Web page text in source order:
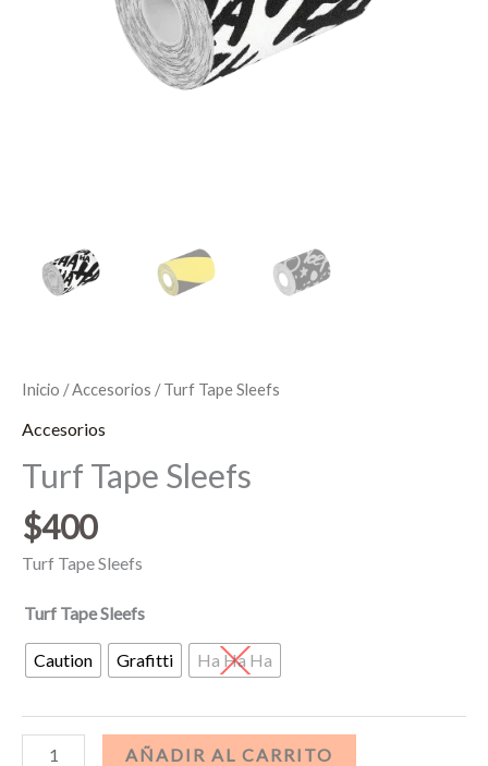
Inicio /Accesorios / Turf Tape Sleefs
Accesorios
Turf Tape Sleefs
$400
Turf Tape Sleefs
Turf Tape Sleefs
Caution Grafitti Ha Ha Ha
Turf
AÑADIR AL CARRITO